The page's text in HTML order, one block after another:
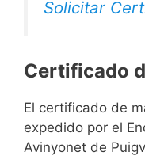
Solicitar
Certificado
El certificado de
expedido por el
Avinyonet de